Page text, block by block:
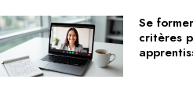
Se
critères